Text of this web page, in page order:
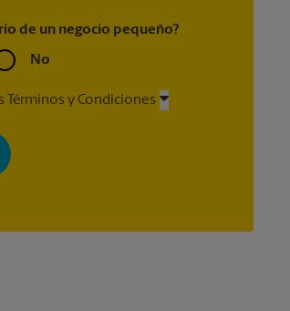
de un negocio pequeño?
No
Términos y Condiciones
recibir correos electrónicos de The UPS Store
promociones y mensajes
Puede darse de baja en cualquier
información, consulte nuestra política de
al centro The UPS Store en su ciudad.